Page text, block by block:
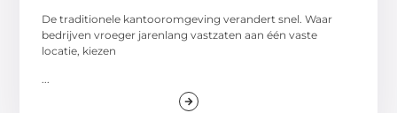
De traditionele kantooromgeving verandert snel. Waar
bedrijven vroeger jarenlang vastzaten aan één vaste
locatie, kiezen
...